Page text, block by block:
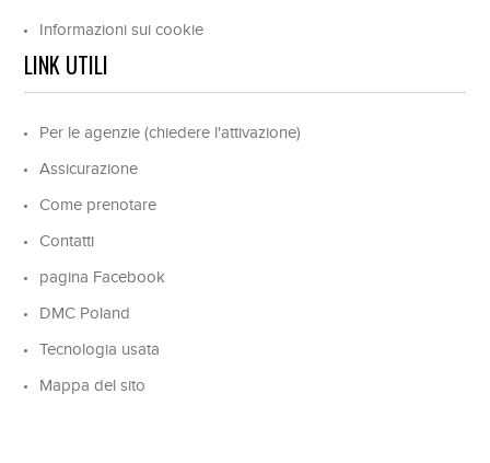
Informazioni sui cookie
LINK UTILI
Per le agenzie (chiedere l'attivazione)
Assicurazione
Come prenotare
Contatti
pagina Facebook
DMC Poland
Tecnologia usata
Mappa del sito